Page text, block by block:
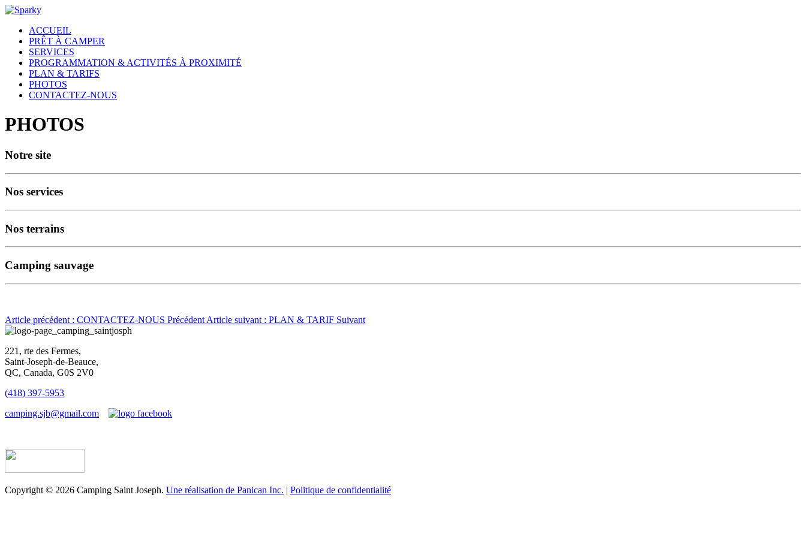
ACCUEIL
PRÊT À CAMPER
SERVICES
PROGRAMMATION & ACTIVITÉS À PROXIMITÉ
PLAN & TARIFS
PHOTOS
CONTACTEZ-NOUS
PHOTOS
Notre site
Nos services
Nos terrains
Camping sauvage
Article précédent : CONTACTEZ-NOUS Précédent Article suivant : PLAN & TARIF Suivant
221, rte des Fermes,
Saint-Joseph-de-Beauce,
QC, Canada, G0S 2V0
(418) 397-5953
camping.sjb@gmail.com
Copyright © 2026 Camping Saint Joseph. Une réalisation de Panican Inc. | Politique de confidentialité